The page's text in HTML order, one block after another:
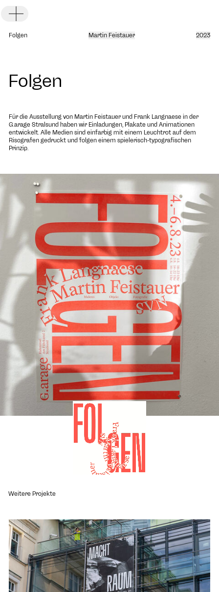
Folgen Martin Feistauer 2023
Folgen
Für die Ausstellung von Martin Feistauer und Frank Langnaese in der
G.arage Stralsund haben wir Einladungen, Plakate und Animationen
entwickelt. Alle Medien sind einfarbig mit einem Leuchtrot auf dem
Risografen gedruckt und folgen einem spielerisch-typografischen
Prinzip.
Weitere Projekte
Projekt "MACHT RAUM GEWALT" öffnen